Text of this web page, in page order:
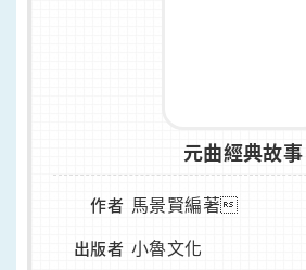
元曲經典故事
作者 馬景賢編著
出版者 小魯文化